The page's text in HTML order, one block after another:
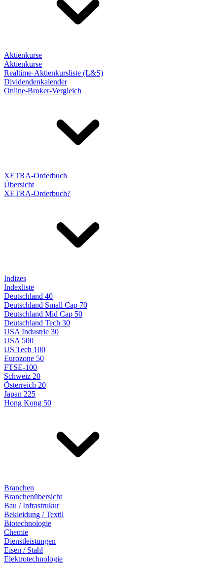
Aktienkurse
Aktienkurse
Realtime-Aktienkursliste (L&S)
Dividendenkalender
Online-Broker-Vergleich
XETRA-Orderbuch
Übersicht
XETRA-Orderbuch?
Indizes
Indexliste
Deutschland 40
Deutschland Small Cap 70
Deutschland Mid Cap 50
Deutschland Tech 30
USA Industrie 30
USA 500
US Tech 100
Eurozone 50
FTSE-100
Schweiz 20
Österreich 20
Japan 225
Hong Kong 50
Branchen
Branchenübersicht
Bau / Infrastrukur
Bekleidung / Textil
Biotechnologie
Chemie
Dienstleistungen
Eisen / Stahl
Elektrotechnologie